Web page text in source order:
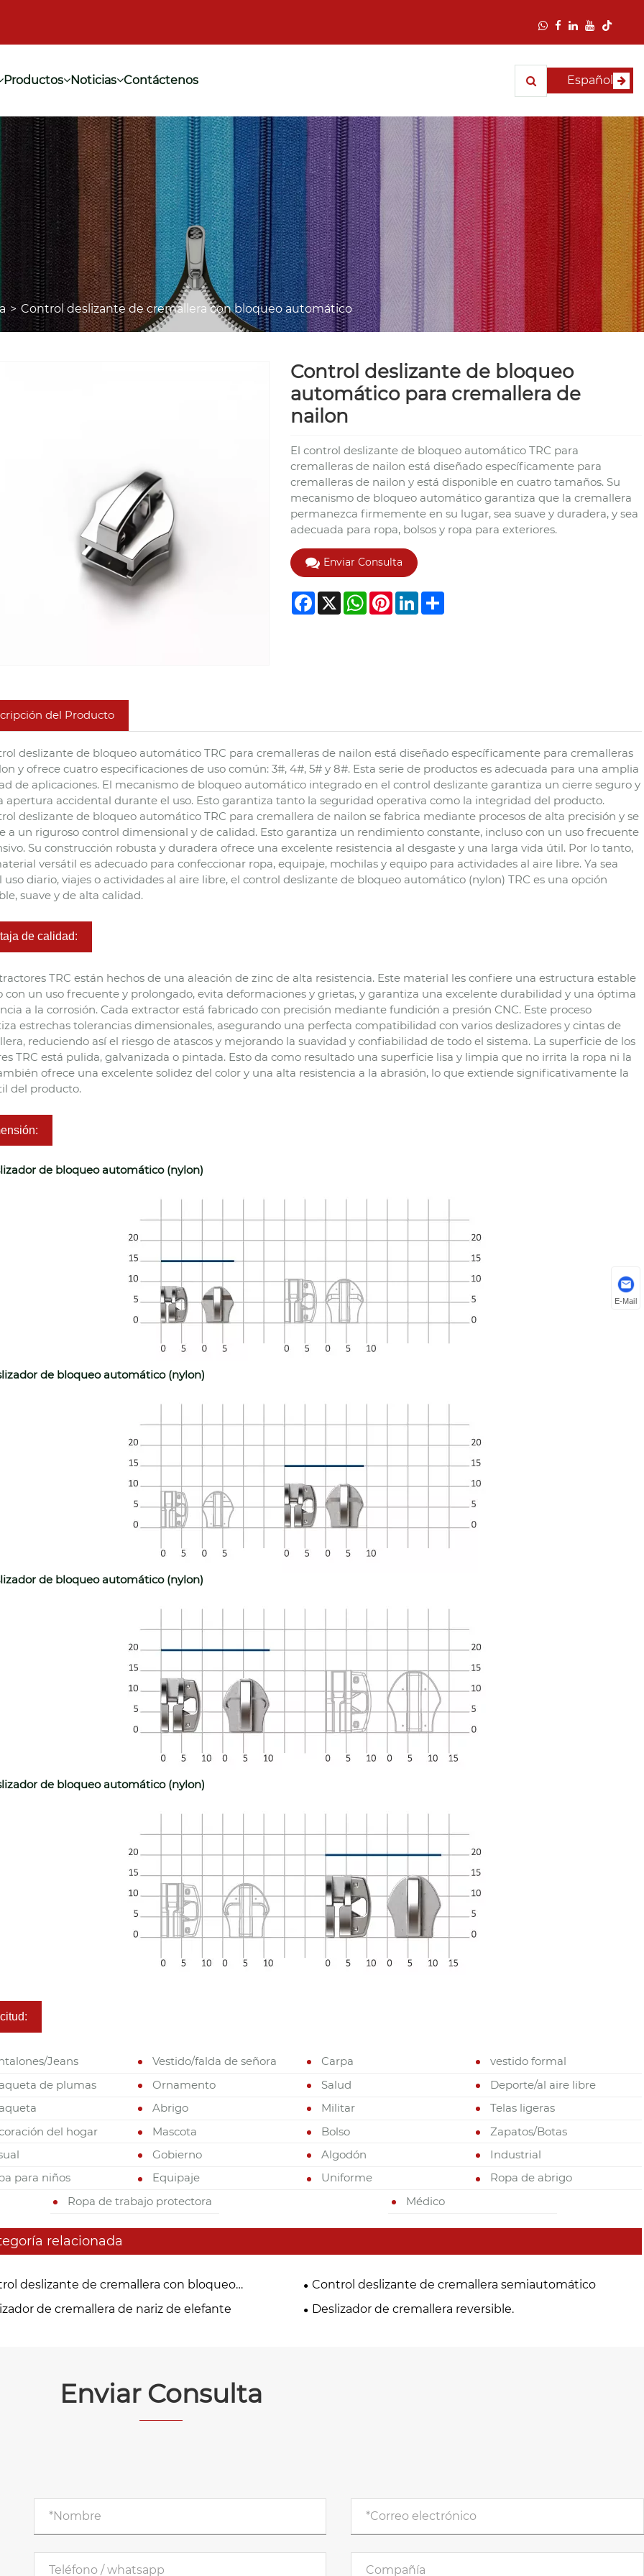
Productos Noticias Contáctenos Español
Control deslizante de cremallera con bloqueo automático
Control deslizante de bloqueo
automático para cremallera de
nailon
El control deslizante de bloqueo automático TRC para
cremalleras de nailon está diseñado específicamente para
cremalleras de nailon y está disponible en cuatro tamaños. Su
mecanismo de bloqueo automático garantiza que la cremallera
permanezca firmemente en su lugar, sea suave y duradera, y sea
adecuada para ropa, bolsos y ropa para exteriores.
Enviar Consulta
Facebook
X WhatsApp
PinterestLinkedIn
Share
del Producto
deslizante de bloqueo automático TRC para cremalleras de nailon está diseñado específicamente para cremalleras
y ofrece cuatro especificaciones de uso común: 3#, 4#, 5# y 8#. Esta serie de productos es adecuada para una amplia
de aplicaciones. El mecanismo de bloqueo automático integrado en el control deslizante garantiza un cierre seguro y
apertura accidental durante el uso. Esto garantiza tanto la seguridad operativa como la integridad del producto.
deslizante de bloqueo automático TRC para cremallera de nailon se fabrica mediante procesos de alta precisión y se
a un riguroso control dimensional y de calidad. Esto garantiza un rendimiento constante, incluso con un uso frecuente
Su construcción robusta y duradera ofrece una excelente resistencia al desgaste y una larga vida útil. Por lo tanto,
versátil es adecuado para confeccionar ropa, equipaje, mochilas y equipo para actividades al aire libre. Ya sea
uso diario, viajes o actividades al aire libre, el control deslizante de bloqueo automático (nylon) TRC es una opción
suave y de alta calidad.
de calidad:
TRC están hechos de una aleación de zinc de alta resistencia. Este material les confiere una estructura estable
con un uso frecuente y prolongado, evita deformaciones y grietas, y garantiza una excelente durabilidad y una óptima
a la corrosión. Cada extractor está fabricado con precisión mediante fundición a presión CNC. Este proceso
estrechas tolerancias dimensionales, asegurando una perfecta compatibilidad con varios deslizadores y cintas de
reduciendo así el riesgo de atascos y mejorando la suavidad y confiabilidad de todo el sistema. La superficie de los
TRC está pulida, galvanizada o pintada. Esto da como resultado una superficie lisa y limpia que no irrita la ropa ni la
ofrece una excelente solidez del color y una alta resistencia a la abrasión, lo que extiende significativamente la
del producto.
de bloqueo automático (nylon)
de bloqueo automático (nylon)
de bloqueo automático (nylon)
de bloqueo automático (nylon)
Jeans Vestido/falda de señora Carpa
vestido formal
de plumas
Ornamento Salud
Deporte/al aire libre
Abrigo Militar
Telas ligeras
del hogar
Mascota Bolso
Zapatos/Botas
Gobierno Algodón
Industrial
para niños
Equipaje Uniforme
Ropa de abrigo
Ropa de trabajo protectora
Médico
relacionada
deslizante de cremallera con bloqueo
Control deslizante de cremallera semiautomático
de cremallera de nariz de elefante
Deslizador de cremallera reversible.
Enviar Consulta
E-Mail